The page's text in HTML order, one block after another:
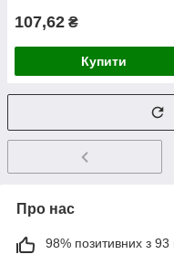
107,62 ₴
Купити
Про нас
98% позитивних з 93